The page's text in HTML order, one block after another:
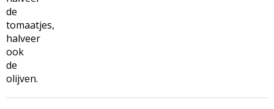
de
tomaatjes,
halveer
ook
de
olijven.